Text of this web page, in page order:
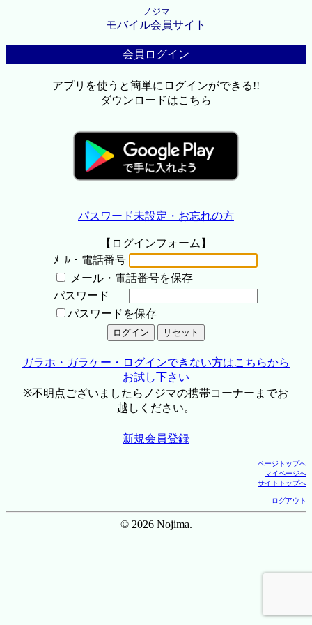
ノジマ
モバイル会員サイト
会員ログイン
アプリを使うと簡単にログインができる!!
ダウンロードはこちら
パスワード未設定・お忘れの方
【ログインフォーム】
ﾒｰﾙ・電話番号
メール・電話番号を保存
パスワード
パスワードを保存
ガラホ・ガラケー・ログインできない方はこちらから
お試し下さい
※不明点ございましたらノジマの携帯コーナーまでお
越しください。
新規会員登録
ページトップへ
マイページへ
サイトトップへ
ログアウト
© 2026 Nojima.